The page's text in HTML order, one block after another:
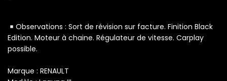
Observations : Sort de révision sur facture. Finition Black
Edition. Moteur à chaine. Régulateur de vitesse. Carplay
possible.
Marque : RENAULT